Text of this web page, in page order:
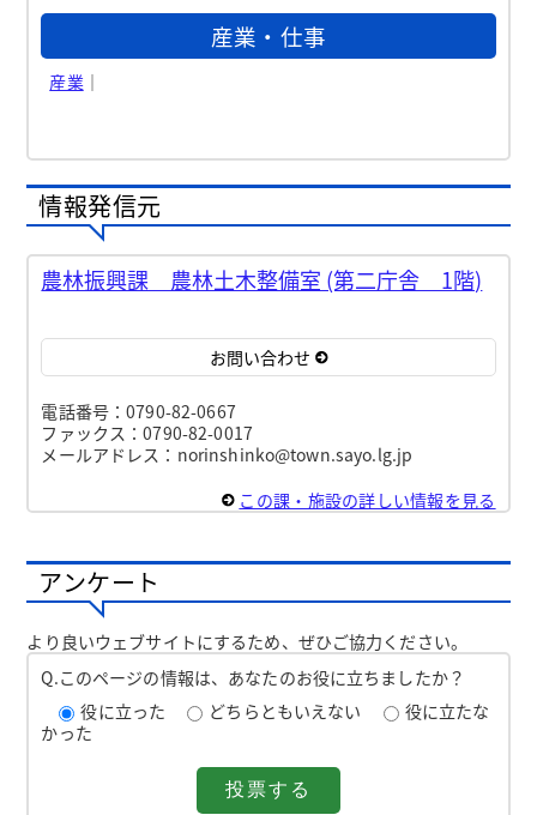
産業・仕事
産業｜
情報発信元
農林振興課 農林土木整備室 (第二庁舎 1階)
お問い合わせ
電話番号：0790-82-0667
ファックス：0790-82-0017
メールアドレス：norinshinko@town.sayo.lg.jp
この課・施設の詳しい情報を見る
アンケート
より良いウェブサイトにするため、ぜひご協力ください。
Q.このページの情報は、あなたのお役に立ちましたか？
役に立った
どちらともいえない
役に立たな
かった